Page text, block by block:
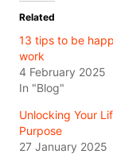
Related
13 tips to be
work
4 February 2025
In "Blog"
Unlocking Your
Purpose
27 January 2025